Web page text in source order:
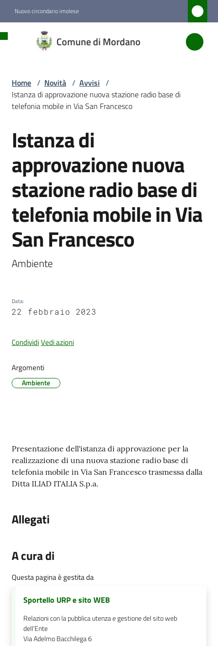
Nuovo circondario imolese
Comune di Mordano
di
Amministrazione
Novità
Menu selezionato
Servizi
Vivere
Mordano
PNRR
on-
line
Tutti
argomenti
Home / Novità / Avvisi /
Istanza di approvazione nuova stazione radio base di
telefonia mobile in Via San Francesco
Salta al contenuto
Istanza di
approvazione nuova
stazione radio base di
telefonia mobile in Via
San Francesco
Ambiente
Data:
22 febbraio 2023
CondividiVedi azioni
Argomenti
Ambiente
Contenuto
Presentazione dell'istanza di approvazione per la
realizzazione di una nuova stazione radio base di
telefonia mobile in Via San Francesco trasmessa dalla
Ditta ILIAD ITALIA S.p.a.
Allegati
A cura di
Questa pagina è gestita da
Sportello URP e sito WEB
Relazioni con la pubblica utenza e gestione del sito web
dell’Ente
Via Adelmo Bacchilega 6